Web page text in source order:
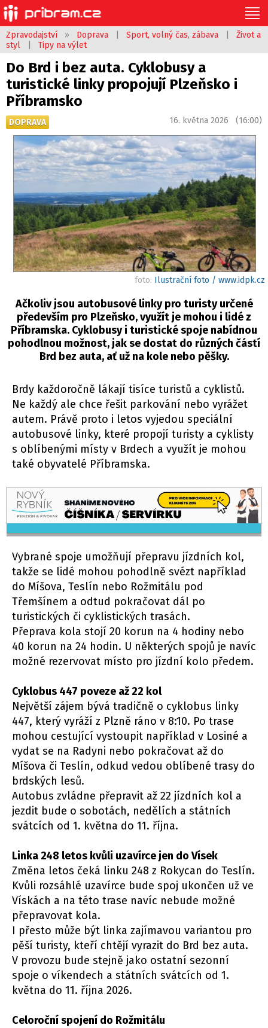
Zpravodajství » Doprava Sport, volný čas, zábava
Život a
styl
Tipy na výlet
Do Brd i bez auta. Cyklobusy a
turistické linky propojují Plzeňsko i
Příbramsko
DOPRAVA 16. května 2026 (16:00)
foto: Ilustrační foto / www.idpk.cz
Ačkoliv jsou autobusové linky pro turisty určené
především pro Plzeňsko, využít je mohou i lidé z
Příbramska. Cyklobusy i turistické spoje nabídnou
pohodlnou možnost, jak se dostat do různých částí
Brd bez auta, ať už na kole nebo pěšky.
Brdy každoročně lákají tisíce turistů a cyklistů.
Ne každý ale chce řešit parkování nebo vyrážet
autem. Právě proto i letos vyjedou speciální
autobusové linky, které propojí turisty a cyklisty
s oblíbenými místy v Brdech a využít je mohou
také obyvatelé Příbramska.
Vybrané spoje umožňují přepravu jízdních kol,
takže se lidé mohou pohodlně svézt například
do Míšova, Teslín nebo Rožmitálu pod
Třemšínem a odtud pokračovat dál po
turistických či cyklistických trasách.
Přeprava kola stojí 20 korun na 4 hodiny nebo
40 korun na 24 hodin. U některých spojů je navíc
možné rezervovat místo pro jízdní kolo předem.
Cyklobus 447 poveze až 22 kol
Největší zájem bývá tradičně o cyklobus linky
447, který vyráží z Plzně ráno v 8:10. Po trase
mohou cestující vystoupit například v Losiné a
vydat se na Radyni nebo pokračovat až do
Míšova či Teslín, odkud vedou oblíbené trasy do
brdských lesů.
Autobus zvládne přepravit až 22 jízdních kol a
jezdit bude o sobotách, nedělích a státních
svátcích od 1. května do 11. října.
Linka 248 letos kvůli uzavírce jen do Vísek
Změna letos čeká linku 248 z Rokycan do Teslín.
Kvůli rozsáhlé uzavírce bude spoj ukončen už ve
Vískách a na této trase navíc nebude možné
přepravovat kola.
I přesto může být linka zajímavou variantou pro
pěší turisty, kteří chtějí vyrazit do Brd bez auta.
V provozu bude stejně jako ostatní sezonní
spoje o víkendech a státních svátcích od 1.
května do 11. října 2026.
Celoroční spojení do Rožmitálu